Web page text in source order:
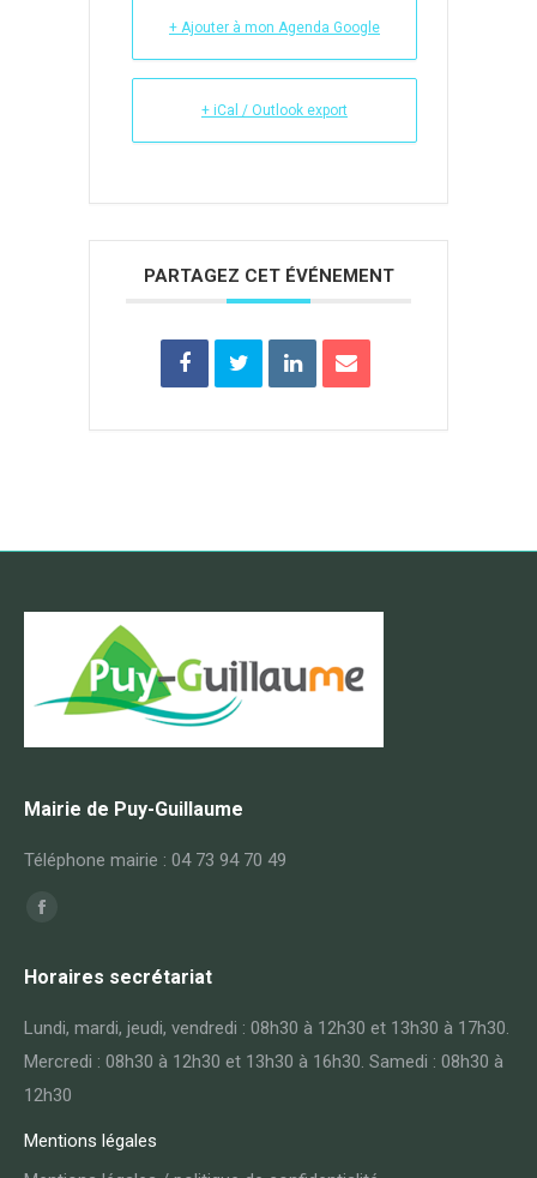
+ Ajouter à mon Agenda Google
+ iCal / Outlook export
PARTAGEZ CET ÉVÉNEMENT
Mairie de Puy-Guillaume
Téléphone mairie : 04 73 94 70 49
Trouvez nous sur :
Facebook
opens
Horaires secrétariat
Lundi, mardi, jeudi, vendredi : 08h30 à 12h30 et 13h30 à 17h30.
Mercredi : 08h30 à 12h30 et 13h30 à 16h30. Samedi : 08h30 à
12h30
Mentions légales